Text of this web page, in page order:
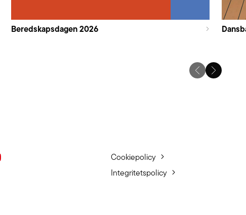
Beredskapsdagen 2026
Cookiepolicy
Integritetspolicy